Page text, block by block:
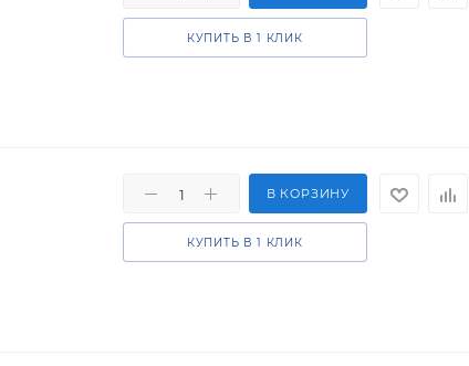
КУПИТЬ В 1 КЛИК
В КОРЗИНУ
КУПИТЬ В 1 КЛИК